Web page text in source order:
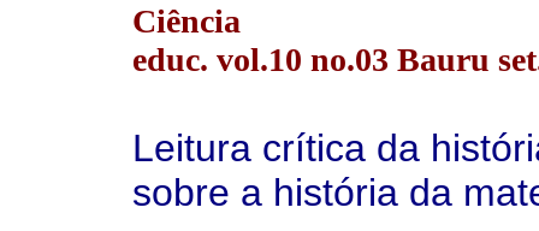
Ciência
educ. vol.10 no.03 Bauru
Leitura crítica da
sobre a história da